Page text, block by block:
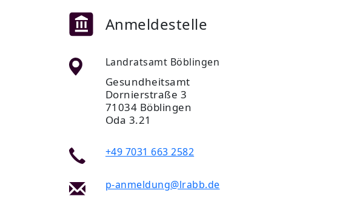
Anmeldestelle
Landratsamt Böblingen
Gesundheitsamt
Dornierstraße 3
71034 Böblingen
Oda 3.21
+49 7031 663 2582
p-anmeldung@lrabb.de